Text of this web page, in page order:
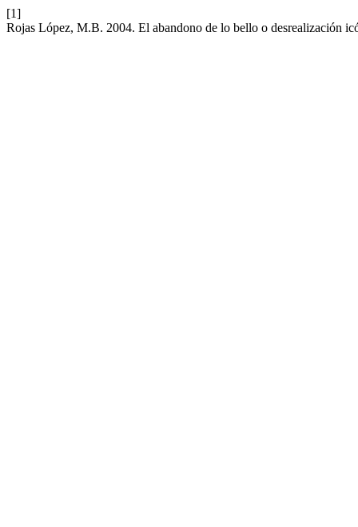
[1]
Rojas López, M.B. 2004. El abandono de lo bello o desrealización